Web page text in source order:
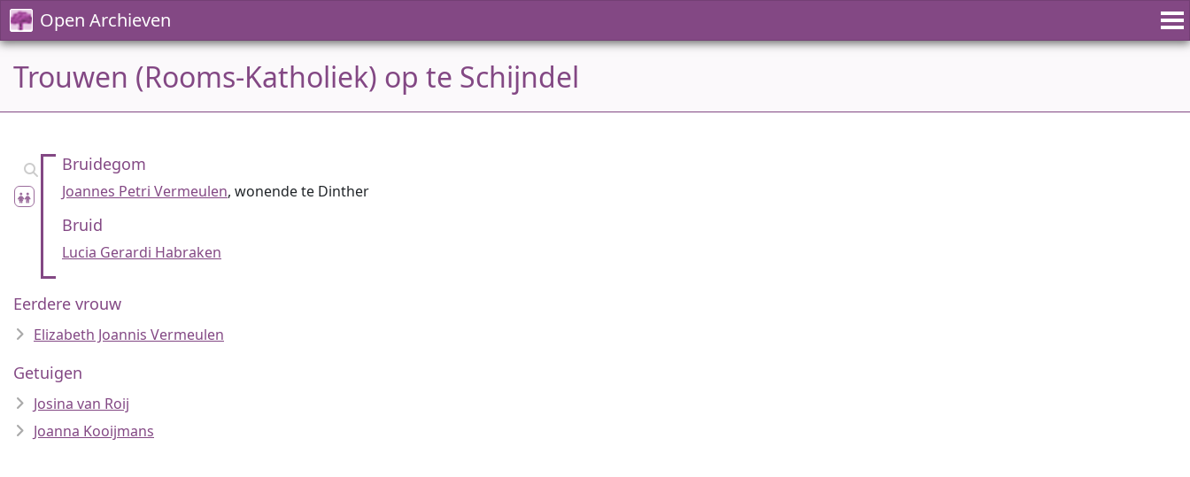
Open Archieven
Trouwen (Rooms-Katholiek) op te Schijndel
Bruidegom
Joannes Petri Vermeulen, wonende te Dinther
Bruid
Lucia Gerardi Habraken
Eerdere vrouw
Elizabeth Joannis Vermeulen
Getuigen
Josina van Roij
Joanna Kooijmans